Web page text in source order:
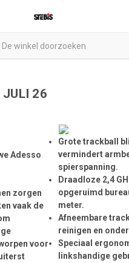
26
Adesso
zorgen
vaak de
voor
Grote trackball
vermindert
spierspanning.
Draadloze 2,4
opgeruimd
meter.
Afneembare
reinigen en
Speciaal
linkshandige